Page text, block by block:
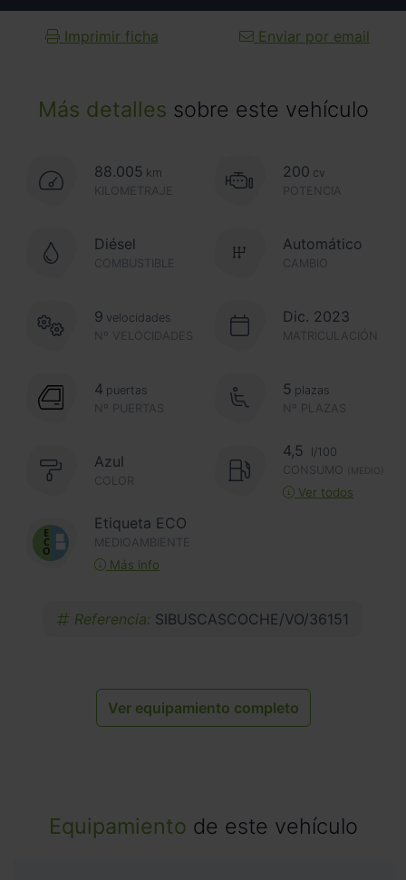
Más detalles sobre este vehículo
88.005 km
KILOMETRAJE
200 cv
POTENCIA
Diésel
COMBUSTIBLE CAMBIO
Automático
Nº VELOCIDADES
9 velocidades Dic. 2023
MATRICULACIÓN
Nº PUERTAS
4 puertas
Nº PLAZAS
5 plazas
Azul
COLOR
4,5
l/100
CONSUMO
(MEDIO)
Ver todos
Etiqueta ECO
MEDIOAMBIENTE
Más info
Referencia: SIBUSCASCOCHE/VO/36151
Ver equipamiento completo
Imprimir ficha Enviar por email
Equipamiento de este vehículo